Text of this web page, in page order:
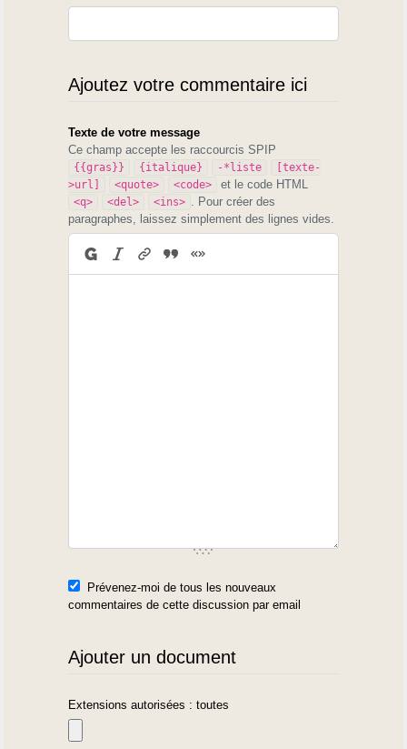
Ajoutez votre commentaire ici
Texte de votre message
Ce champ accepte les raccourcis SPIP
{{gras}} {italique} -*liste
[texte-
>url]
<quote> <code> et le code HTML
<q> <del> <ins> . Pour créer des
paragraphes, laissez simplement des lignes vides.
Prévenez-moi de tous les nouveaux
commentaires de cette discussion par email
Ajouter un document
Extensions autorisées : toutes